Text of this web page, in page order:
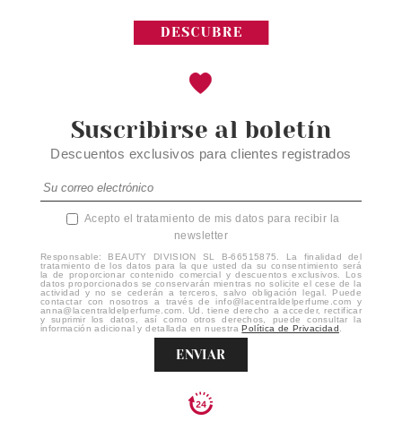
Suscribirse al boletín
Descuentos exclusivos para clientes registrados
Acepto el tratamiento de mis datos para recibir la
newsletter
Responsable: BEAUTY DIVISION SL B-66515875. La finalidad del
tratamiento de los datos para la que usted da su consentimiento será
la de proporcionar contenido comercial y descuentos exclusivos. Los
datos proporcionados se conservarán mientras no solicite el cese de la
actividad y no se cederán a terceros, salvo obligación legal. Puede
contactar con nosotros a través de info@lacentraldelperfume.com y
anna@lacentraldelperfume.com. Ud. tiene derecho a acceder, rectificar
y suprimir los datos, así como otros derechos, puede consultar la
información adicional y detallada en nuestraPolítica de Privacidad
ENVIAR